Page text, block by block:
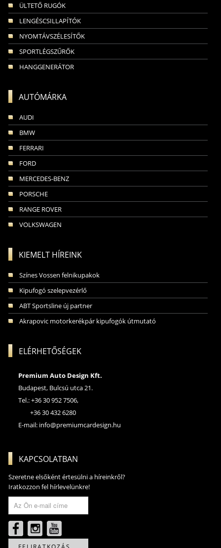
ÜLTETŐ RUGÓK
LENGÉSCSILLAPÍTÓK
NYOMTÁVSZÉLESÍTŐK
SPORTLÉGSZŰRŐK
HANGGENERÁTOR
AUTÓMÁRKA
AUDI
BMW
FERRARI
FORD
MERCEDES-BENZ
PORSCHE
RANGE ROVER
VOLKSWAGEN
KIEMELT HÍREINK
Színes Vossen felnikupakok
Kipufogó szelepvezérlő
ABT Sportsline új partner
Akrapovic motorkerékpár kipufogók útmutató
ELÉRHETŐSÉGEK
Premium Auto Design Kft.
Budapest, Bulcsú utca 21.
Tel.: +36 30 952 7506,
+36 30 432 6280
E-mail: info@premiumcardesign.hu
KAPCSOLATBAN
Szeretne elsőként értesülni a híreinkről?
Iratkozzon fel hírlevelünkre!